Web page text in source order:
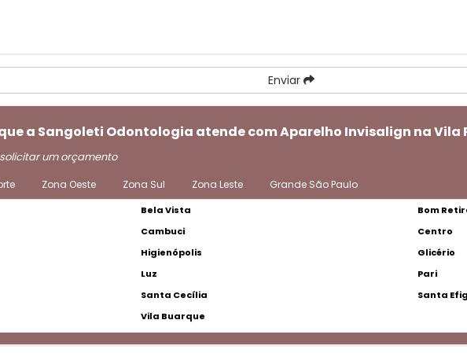
Enviar
que a Sangoleti Odontologia atende com Aparelho Invisalign na Vila
um orçamento
Zona Oeste Zona Sul Zona Leste Grande São Paulo
Bela Vista
Bom
Cambuci
Centro
Higienópolis
Glicério
Luz
Pari
Santa Cecília
Santa
Vila Buarque